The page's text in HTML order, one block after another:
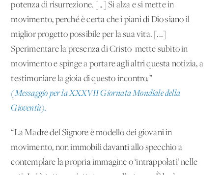
potenza di risurrezione. […] Si alza e si mette in
movimento, perché è certa che i piani di Dio siano il
miglior progetto possibile per la sua vita. [...]
Sperimentare la presenza di Cristo mette subito in
movimento e spinge a portare agli altri questa notizia, a
testimoniare la gioia di questo incontro.”
(Messaggio per la XXXVII Giornata Mondiale della
Gioventù).
“La Madre del Signore è modello dei giovani in
movimento, non immobili davanti allo specchio a
contemplare la propria immagine o ‘intrappolati’ nelle